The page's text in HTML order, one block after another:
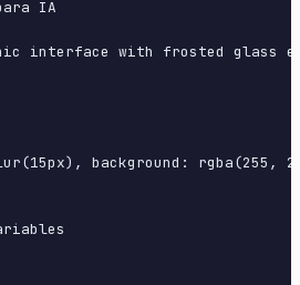
IA
interface with frosted glass
background: rgba(255,